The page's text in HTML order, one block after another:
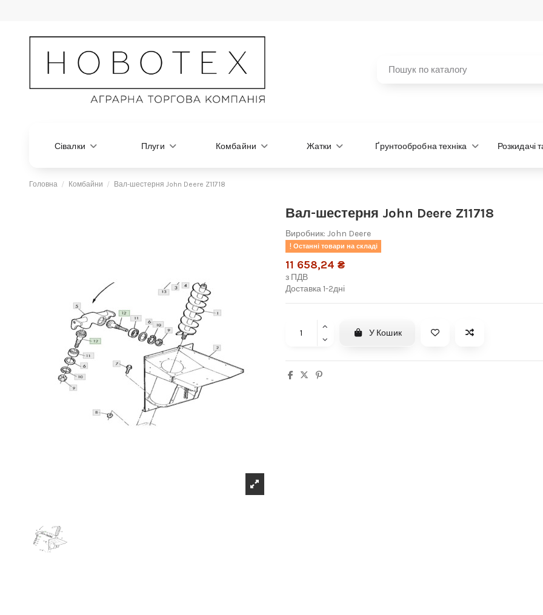
Сівалки Плуги Комбайни Жатки Ґрунтообробна техніка Розкидачі
Головна Комбайни Вал-шестерня John Deere Z11718
Вал-шестерня John Deere Z11718
Виробник: John Deere
Останні товари на складі
11 658,24 ₴
з ПДВ
Доставка 1-2дні
У Кошик